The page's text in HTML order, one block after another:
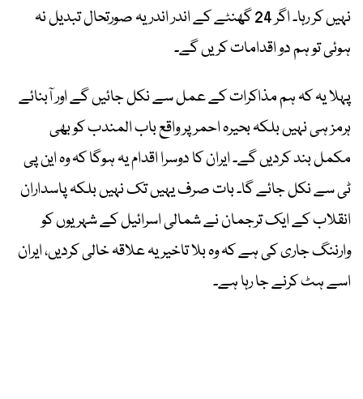
نہیں کر رہا۔ اگر 24 گھنٹے کے اندر اندر یہ صورتحال تبدیل نہ
ہوئی تو ہم دو اقدامات کریں گے۔
پہلا یہ کہ ہم مذاکرات کے عمل سے نکل جائیں گے اور آبنائے
ہرمز ہی نہیں بلکہ بحیرہ احمر پر واقع باب المندب کو بھی
مکمل بند کردیں گے۔ ایران کا دوسرا اقدام یہ ہوگا کہ وہ این پی
ٹی سے نکل جائے گا۔ بات صرف یہیں تک نہیں بلکہ پاسداران
انقلاب کے ایک ترجمان نے شمالی اسرائیل کے شہریوں کو
وارننگ جاری کی ہے کہ وہ بلا تاخیر یہ علاقہ خالی کردیں، ایران
اسے ہٹ کرنے جا رہا ہے۔